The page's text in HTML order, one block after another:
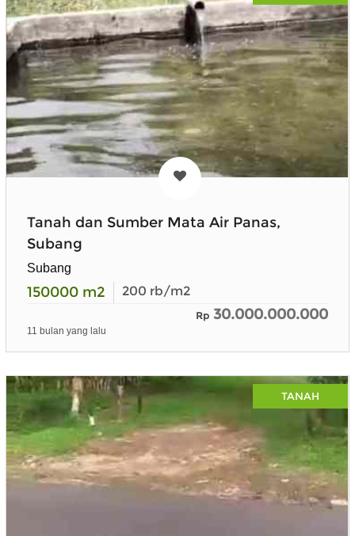
Tanah dan Sumber Mata Air Panas,
Subang
Subang
150000 m2 200 rb/m2
Rp 30.000.000.000
11 bulan yang lalu
TANAH